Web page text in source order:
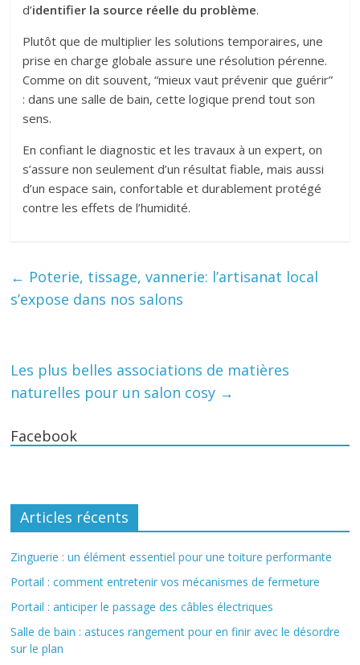
d’identifier la source réelle du problème.
Plutôt que de multiplier les solutions temporaires, une
prise en charge globale assure une résolution pérenne.
Comme on dit souvent, “mieux vaut prévenir que guérir”
: dans une salle de bain, cette logique prend tout son
sens.
En confiant le diagnostic et les travaux à un expert, on
s’assure non seulement d’un résultat fiable, mais aussi
d’un espace sain, confortable et durablement protégé
contre les effets de l’humidité.
← Poterie, tissage, vannerie: l’artisanat local
s’expose dans nos salons
Les plus belles associations de matières
naturelles pour un salon cosy →
Facebook
Articles récents
Zinguerie : un élément essentiel pour une toiture performante
Portail : comment entretenir vos mécanismes de fermeture
Portail : anticiper le passage des câbles électriques
Salle de bain : astuces rangement pour en finir avec le désordre
sur le plan